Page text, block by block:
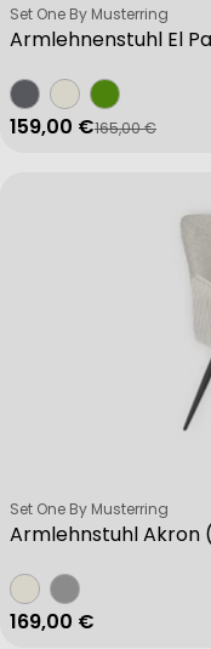
Armlehnenstuhl El
Verkäufer:
Set One By Musterring
Verkaufspreis
159,00 €
Regulärer Preis
165,00 €
Armlehnstuhl Akron
Verkäufer:
Set One By Musterring
Regulärer Preis
169,00 €